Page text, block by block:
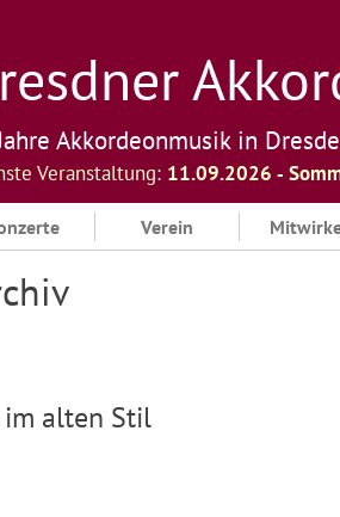
Akkordeonmusik in
Veranstaltung: 11.09.2026 ‐
Verein
alten Stil